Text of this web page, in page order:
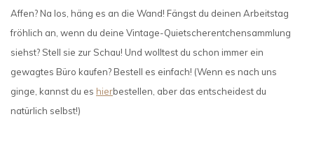
Affen? Na los, häng es an die Wand! Fängst du deinen Arbeitstag
fröhlich an, wenn du deine Vintage-Quietscherentchensammlung
siehst? Stell sie zur Schau! Und wolltest du schon immer ein
gewagtes Büro kaufen? Bestell es einfach! (Wenn es nach uns
ginge, kannst du es hierbestellen, aber das entscheidest du
natürlich selbst!)